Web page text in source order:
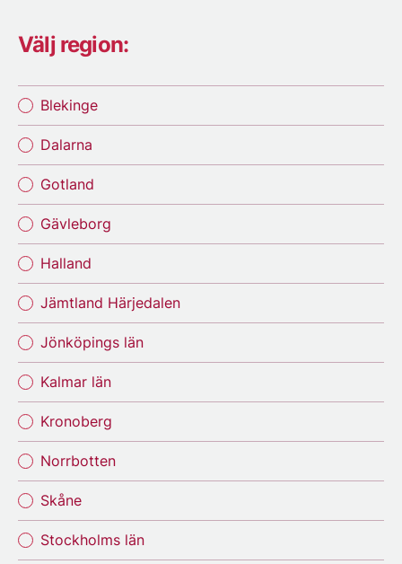
Välj region:
Blekinge
Dalarna
Gotland
Gävleborg
Halland
Jämtland Härjedalen
Jönköpings län
Kalmar län
Kronoberg
Norrbotten
Skåne
Stockholms län